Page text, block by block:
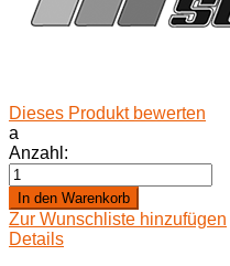
Dieses Produkt bewerten
a
Anzahl:
In den Warenkorb
Zur Wunschliste hinzufügen
Details